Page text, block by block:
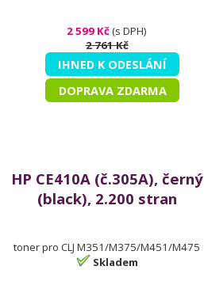
2 599 Kč(s DPH)
2 761 Kč
IHNED K ODESLÁNÍ
DOPRAVA ZDARMA
HP CE410A (č.305A), černý
(black), 2.200 stran
toner pro CLJ M351/M375/M451/M475
Skladem